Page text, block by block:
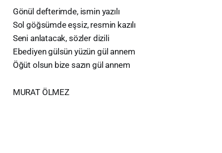
Gönül defterimde, ismin yazılı
Sol göğsümde eşsiz, resmin kazılı
Seni anlatacak, sözler dizili
Ebediyen gülsün yüzün gül annem
Öğüt olsun bize sazın gül annem
MURAT ÖLMEZ